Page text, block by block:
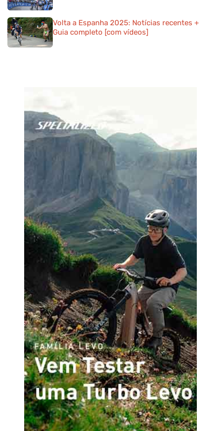
Volta a Espanha 2025: Notícias recentes +
Guia completo [com vídeos]